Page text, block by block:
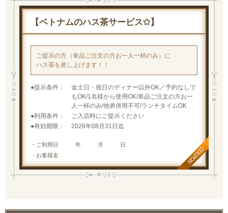
【ベトナムのハス茶サービス✩】
ご提示の方（単品ご注文の方お一人一杯のみ）に
ハス茶を差し上げます！！
提示条件
金土日・祝日のディナー以外OK／予約なしで
もOK/1名様から使用OK/単品ご注文の方お一
人一杯のみ/他券併用不可/ランチタイムOK
利用条件
ご入店時にご提示ください
有効期限
2026年08月31日迄
・ご利用日 年 月 日
・お客様名